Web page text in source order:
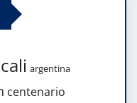
argentina
centenario